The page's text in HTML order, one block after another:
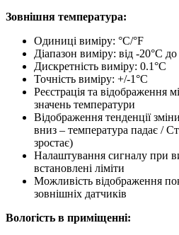
Зовнішня температура:
Одиниці виміру: °C/°F
Діапазон виміру: від -20°C
Дискретність виміру: 0.1°C
Точність виміру: +/-1°C
Реєстрація та відображення
значень температури
Відображення тенденції
вниз – температура падає /
зростає)
Налаштування сигналу при
встановлені ліміти
Можливість відображення
зовнішніх датчиків
Вологість в приміщенні: